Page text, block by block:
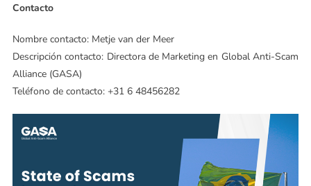
Contacto
Nombre contacto: Metje van der Meer
Descripción contacto: Directora de Marketing en Global Anti-Scam
Alliance (GASA)
Teléfono de contacto: +31 6 48456282